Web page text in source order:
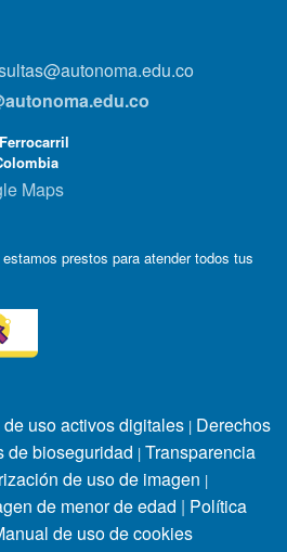
Maps
prestos para atender todos tus
uso activos digitales | Derechos
de bioseguridad | Transparencia
de uso de imagen |
de menor de edad | Política
de uso de cookies